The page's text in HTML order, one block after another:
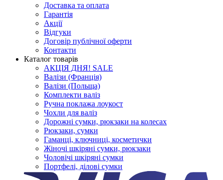
Доставка та оплата
Гарантія
Акції
Відгуки
Договір публічної оферти
Контакти
Каталог товарів
АКЦІЯ ДНЯ! SALE
Валізи (Франція)
Валізи (Польща)
Комплекти валіз
Ручна поклажа лоукост
Чохли для валіз
Дорожні сумки, рюкзаки на колесах
Рюкзаки, сумки
Гаманці, ключниці, косметички
Жіночі шкіряні сумки, рюкзаки
Чоловічі шкіряні сумки
Портфелі, ділові сумки